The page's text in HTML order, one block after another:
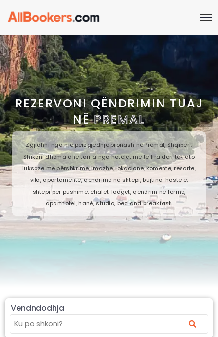
REZERVONI QËNDRIMIN TUAJ
NËPREMAL
Zgjidhni nga një përzgjedhje pronash në Premal, Shqipëri.
Shikoni dhoma dhe tarifa nga hotelet më të lira deri tek ato
luksoze me përshkrime, imazhe, lokacione, komente, resorte,
vila, apartamente, qëndrime në shtëpi, bujtina, hostele,
shtepi per pushime, chalet, lodget, qëndrim në fermë,
aparthotel, hanë, studio, bed and breakfast.
Vendndodhja